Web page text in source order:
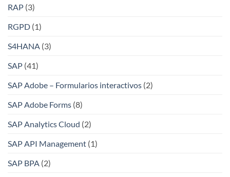
RAP (3)
RGPD (1)
S4HANA (3)
SAP (41)
SAP Adobe – Formularios interactivos (2)
SAP Adobe Forms (8)
SAP Analytics Cloud (2)
SAP API Management (1)
SAP BPA (2)